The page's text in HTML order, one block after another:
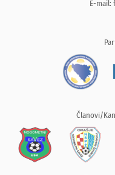
E-mail:
Članovi/